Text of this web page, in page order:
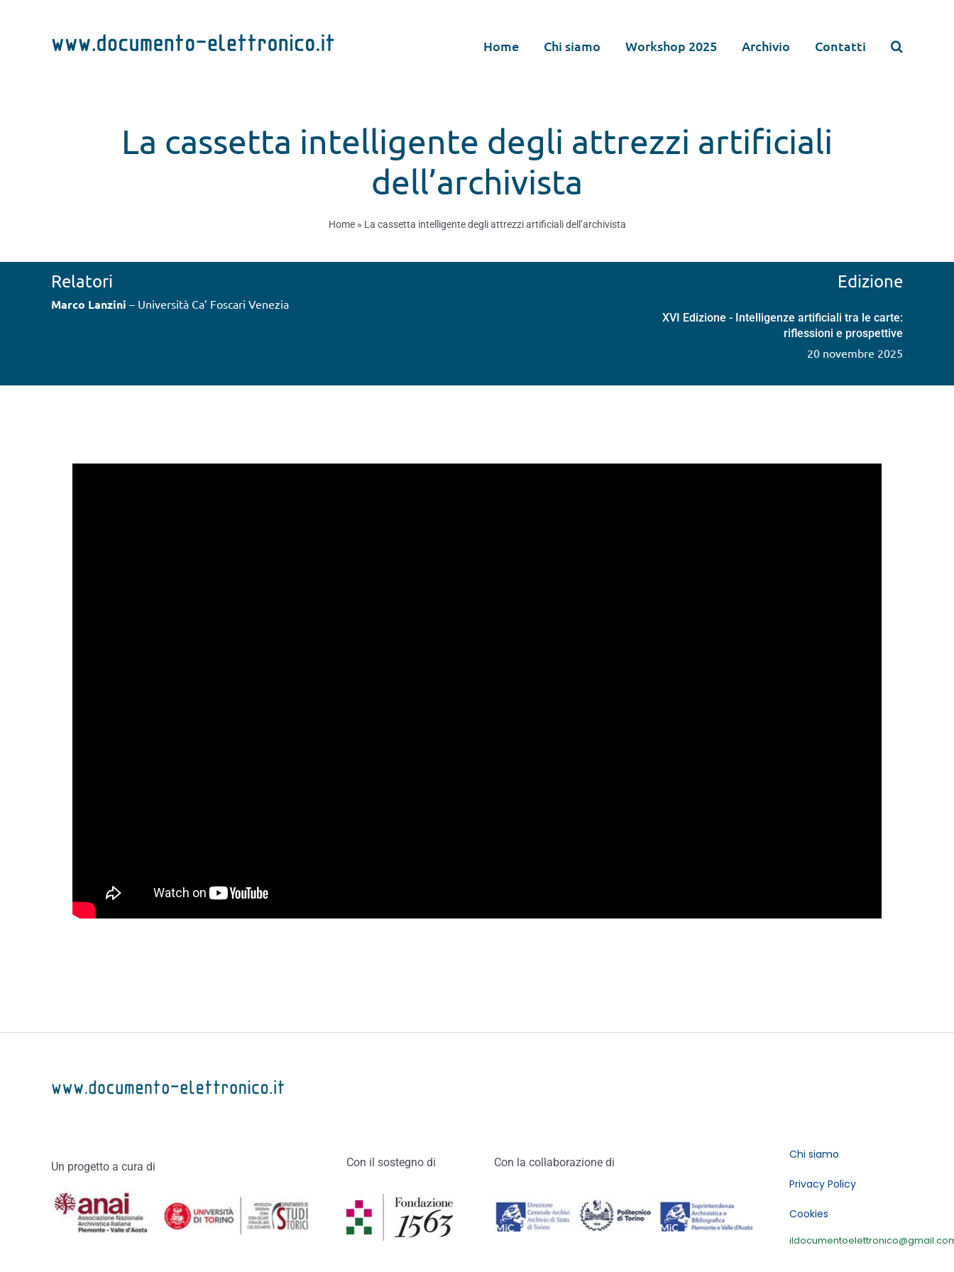
Home Chi siamo Workshop 2025 Archivio Contatti
La cassetta intelligente degli attrezzi artificiali
dell’archivista
Home» La cassetta intelligente degli attrezzi artificiali dell’archivista
Relatori
Marco Lanzini – Università Ca’ Foscari Venezia
Edizione
XVI Edizione - Intelligenze artificiali tra le carte:
riflessioni e prospettive
20 novembre 2025
Un progetto a cura di Con il sostegno di Con la collaborazione di
Chi siamo
Privacy Policy
Cookies